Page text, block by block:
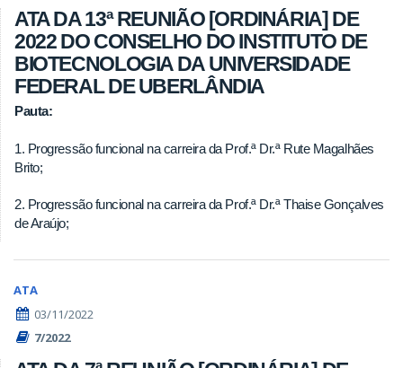
ATA DA 13ª REUNIÃO [ORDINÁRIA] DE
2022 DO CONSELHO DO INSTITUTO DE
BIOTECNOLOGIA DA UNIVERSIDADE
FEDERAL DE UBERLÂNDIA
Pauta:
1. Progressão funcional na carreira da Prof.ª Dr.ª Rute Magalhães
Brito;
2. Progressão funcional na carreira da Prof.ª Dr.ª Thaise Gonçalves
de Araújo;
ATA
03/11/2022
7/2022